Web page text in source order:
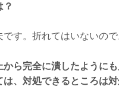
？
す。折れてはいないので
から完全に潰したように
は、対処できるところは